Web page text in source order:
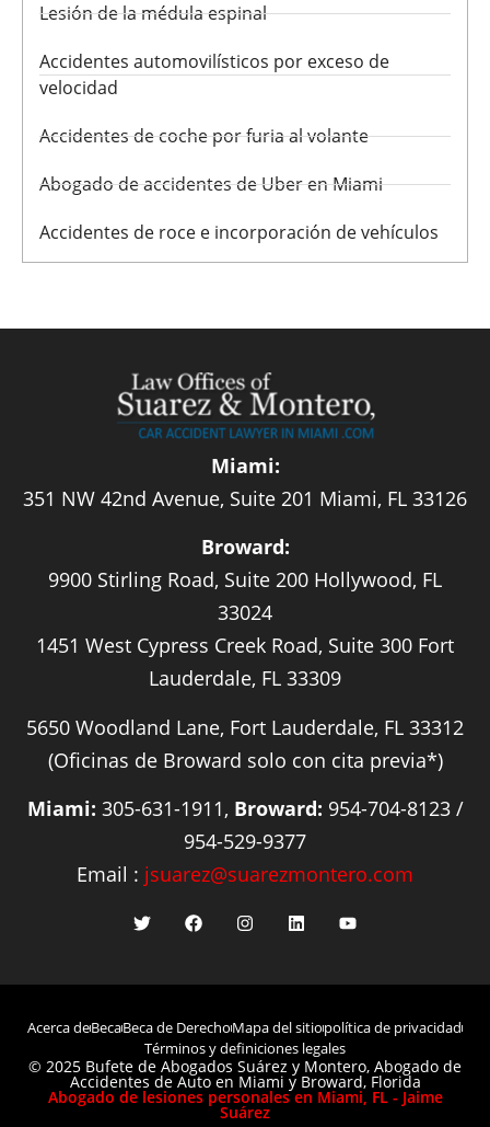
Lesión de la médula espinal
Accidentes automovilísticos por exceso de
velocidad
Accidentes de coche por furia al volante
Abogado de accidentes de Uber en Miami
Accidentes de roce e incorporación de vehículos
Miami:
351 NW 42nd Avenue, Suite 201 Miami, FL 33126
Broward:
9900 Stirling Road, Suite 200 Hollywood, FL
33024
1451 West Cypress Creek Road, Suite 300 Fort
Lauderdale, FL 33309
5650 Woodland Lane, Fort Lauderdale, FL 33312
(Oficinas de Broward solo con cita previa*)
Miami: 305-631-1911, Broward: 954-704-8123 /
954-529-9377
Email : jsuarez@suarezmontero.com
Acerca deBecaBeca de DerechoMapa del sitiopolítica de privacidad
Términos y definiciones legales
© 2025 Bufete de Abogados Suárez y Montero, Abogado de
Accidentes de Auto en Miami y Broward, Florida
Abogado de lesiones personales en Miami, FL - Jaime
Suárez